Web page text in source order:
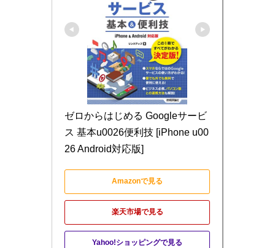
ゼロからはじめる Googleサービ
ス 基本u0026便利技 [iPhone u00
26 Android対応版]
Amazonで見る
楽天市場で見る
Yahoo!ショッピングで見る